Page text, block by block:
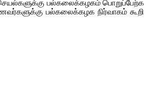
பல்கலைக்கழகம் பொறுப்பேற்க
பல்கலைக்கழக நிர்வாகம் கூறி